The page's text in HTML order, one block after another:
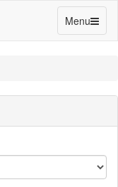
Toggle
navigation
Menu